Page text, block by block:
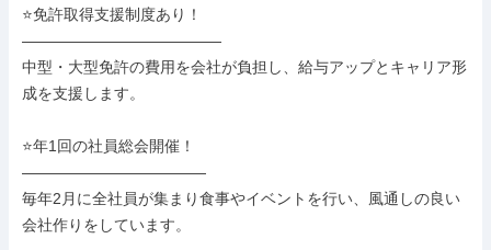
⭐免許取得支援制度あり！
―――――――――――――
中型・大型免許の費用を会社が負担し、給与アップとキャリア形
成を支援します。
⭐年1回の社員総会開催！
――――――――――――
毎年2月に全社員が集まり食事やイベントを行い、風通しの良い
会社作りをしています。